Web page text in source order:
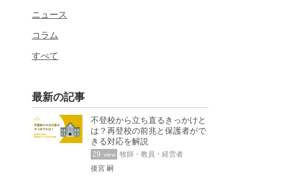
ニュース
コラム
すべて
最新の記事
不登校から立ち直るきっかけと
は？再登校の前兆と保護者がで
きる対応を解説
29 view
牧師・教員・経営者
後宮 嗣